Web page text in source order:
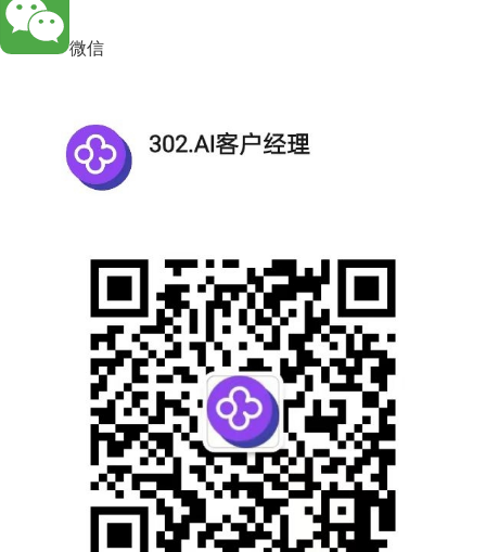
微信